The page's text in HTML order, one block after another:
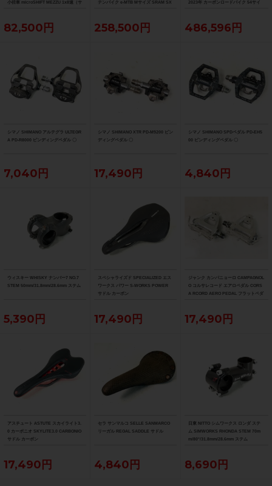
小径車 microSHIFT MEZZU 1x8速（サ
82,500円
テンバイク e-MTB Mサイズ SRAM SX
258,500円
2023年 カーボンロードバイク 54サイ
486,596円
シマノ SHIMANO アルテグラ ULTEGR
A PD-R8000 ビンディングペダル 〇
7,040円
シマノ SHIMANO XTR PD-M9200 ビン
ディングペダル 〇
17,490円
シマノ SHIMANO SPDペダル PD-EH5
00 ビンディングペダル 〇
4,840円
ウィスキー WHISKY ナンバー7 NO.7
STEM 50mm/31.8mm/28.6mm ステム
5,390円
スペシャライズド SPECIALIZED エス
ワークス パワー S-WORKS POWER
サドル カーボン
17,490円
ジャンク カンパニョーロ CAMPAGNOL
O コルサレコード エアロペダル CORS
A RCORD AERO PEDAL フラットペダ
17,490円
アスチュート ASTUTE スカイライト3.
0 カーボニオ SKYLITE3.0 CARBONIO
サドル カーボン
17,490円
セラ サンマルコ SELLE SANMARCO
リーガル REGAL SADDLE サドル
4,840円
日東 NITTO シムワークス ロンダ ステ
ム SIMWORKS RHONDA STEM 70m
m/80°/31.8mm/28.6mm ステム
8,690円